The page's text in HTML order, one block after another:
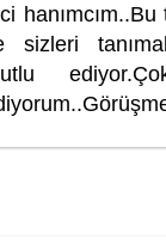
sizleri